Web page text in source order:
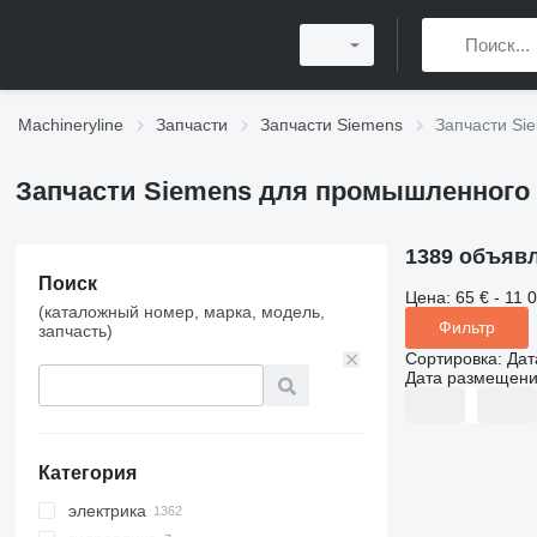
Machineryline Запчасти Запчасти Siemens Запчасти
Запчасти Siemens для промышленного
Поиск
(каталожный номер, марка, модель,
запчасть)
Категория
электрика
1389
Цена: 65 € - 11
Фильтр
Сортировка:
Дата